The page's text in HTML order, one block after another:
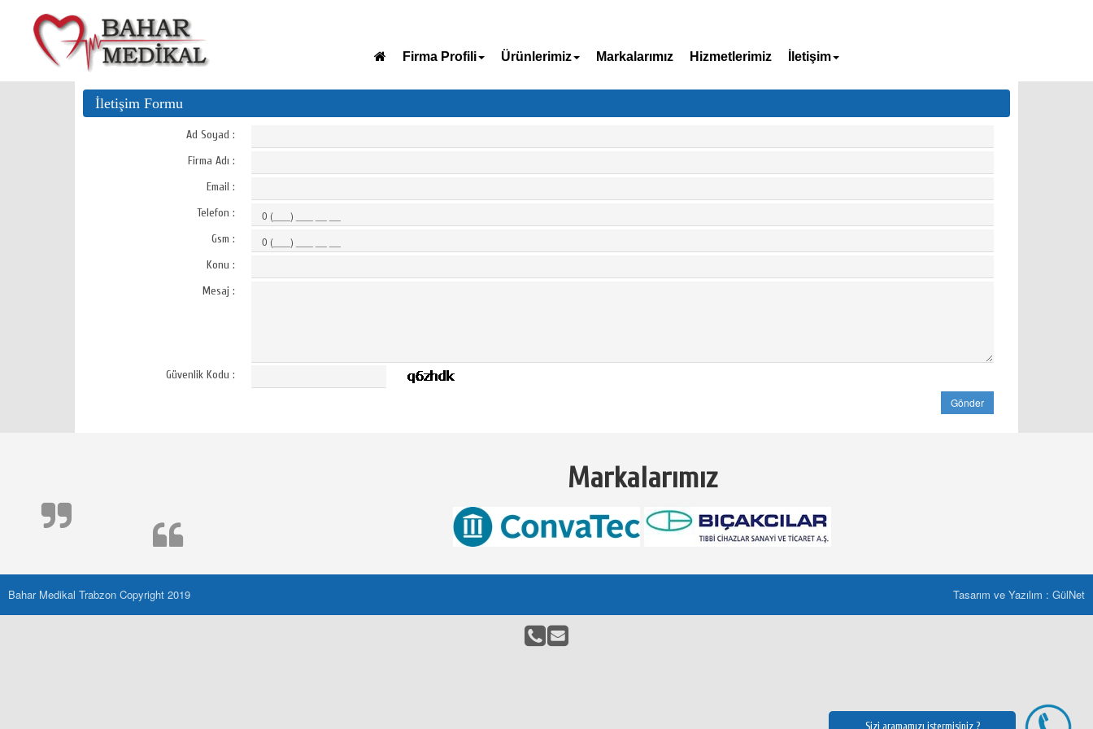
Firma Profili Ürünlerimiz Markalarımız Hizmetlerimiz İletişim
İletişim Formu
Ad Soyad :
Firma Adı :
Email :
Telefon :
Gsm :
Konu :
Mesaj :
Güvenlik Kodu :
Markalarımız
Bahar Medikal Trabzon Copyright 2019 Tasarım ve Yazılım : GülNet
Sizi aramamızı istermisiniz ?